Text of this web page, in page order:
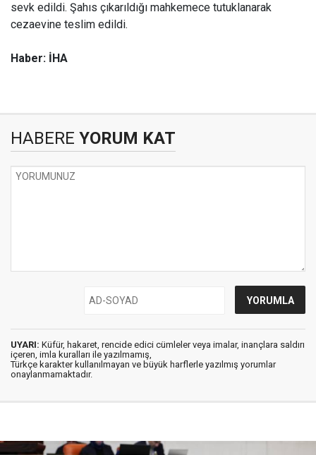
sevk edildi. Şahıs çıkarıldığı mahkemece tutuklanarak
cezaevine teslim edildi.
Haber: İHA
HABERE YORUM KAT
UYARI: Küfür, hakaret, rencide edici cümleler veya imalar, inançlara saldırı
içeren, imla kuralları ile yazılmamış,
Türkçe karakter kullanılmayan ve büyük harflerle yazılmış yorumlar
onaylanmamaktadır.